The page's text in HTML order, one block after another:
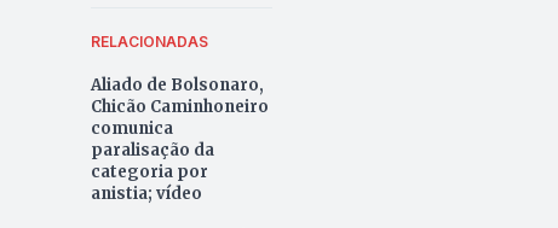
RELACIONADAS
Aliado de Bolsonaro,
Chicão Caminhoneiro
comunica
paralisação da
categoria por
anistia; vídeo